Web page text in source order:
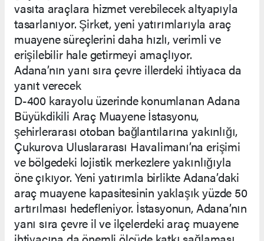
vasıta araçlara hizmet verebilecek altyapıyla
tasarlanıyor. Şirket, yeni yatırımlarıyla araç
muayene süreçlerini daha hızlı, verimli ve
erişilebilir hale getirmeyi amaçlıyor.
Adana’nın yanı sıra çevre illerdeki ihtiyaca da
yanıt verecek
D-400 karayolu üzerinde konumlanan Adana
Büyükdikili Araç Muayene İstasyonu,
şehirlerarası otoban bağlantılarına yakınlığı,
Çukurova Uluslararası Havalimanı’na erişimi
ve bölgedeki lojistik merkezlere yakınlığıyla
öne çıkıyor. Yeni yatırımla birlikte Adana’daki
araç muayene kapasitesinin yaklaşık yüzde 50
artırılması hedefleniyor. İstasyonun, Adana’nın
yanı sıra çevre il ve ilçelerdeki araç muayene